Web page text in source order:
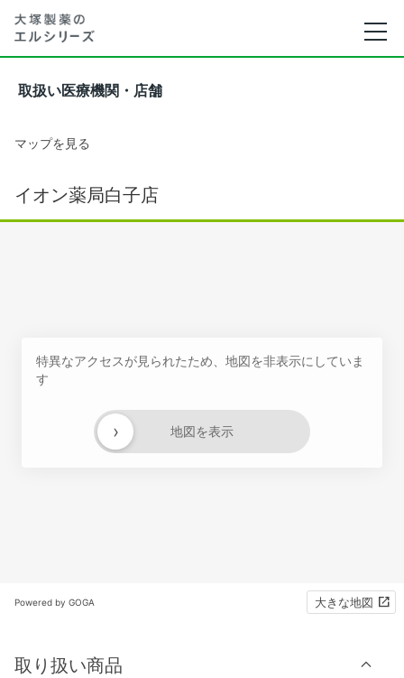
取扱い医療機関・店舗
マップを見る
イオン薬局白子店
特異なアクセスが見られたため、地図を非表示にしていま
す
地図を表示
›
Powered by GOGA 大きな地図
取り扱い商品